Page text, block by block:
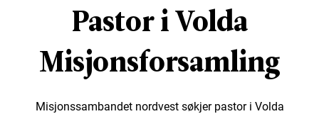
Pastor i Volda
Misjonsforsamling
Misjonssambandet nordvest søkjer pastor i Volda